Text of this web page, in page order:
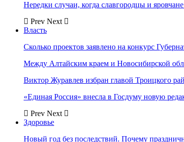
Нередки случаи, когда славгородцы и
Prev Next
Власть
Сколько проектов заявлено на конкурс
Между Алтайским краем и Новосибирской
Виктор Журавлев избран главой Троицкого
«Единая Россия» внесла в Госдуму новую
Prev Next
Здоровье
Новый год без последствий. Почему